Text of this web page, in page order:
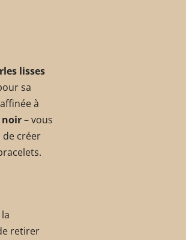
lisses
sa
à
noir– vous
créer
retirer